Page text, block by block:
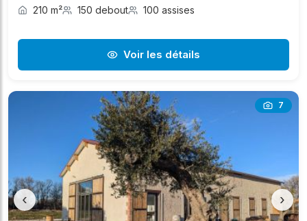
210 m² 150 debout 100 assises
Voir les détails
7
‹ ›